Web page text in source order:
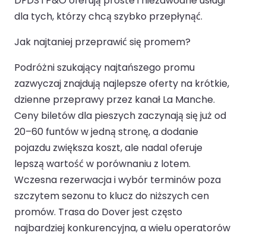
dla tych, którzy chcą szybko przepłynąć.
Jak najtaniej przeprawić się promem?
Podróżni szukający najtańszego promu
zazwyczaj znajdują najlepsze oferty na krótkie,
dzienne przeprawy przez kanał La Manche.
Ceny biletów dla pieszych zaczynają się już od
20–60 funtów w jedną stronę, a dodanie
pojazdu zwiększa koszt, ale nadal oferuje
lepszą wartość w porównaniu z lotem.
Wczesna rezerwacja i wybór terminów poza
szczytem sezonu to klucz do niższych cen
promów. Trasa do Dover jest często
najbardziej konkurencyjna, a wielu operatorów